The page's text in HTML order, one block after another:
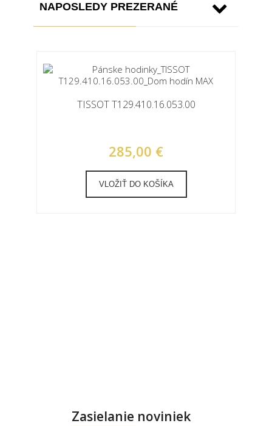
NAPOSLEDY PREZERANÉ
TISSOT T129.410.16.053.00
285,00 €
VLOŽIŤ DO KOŠÍKA
Zasielanie noviniek